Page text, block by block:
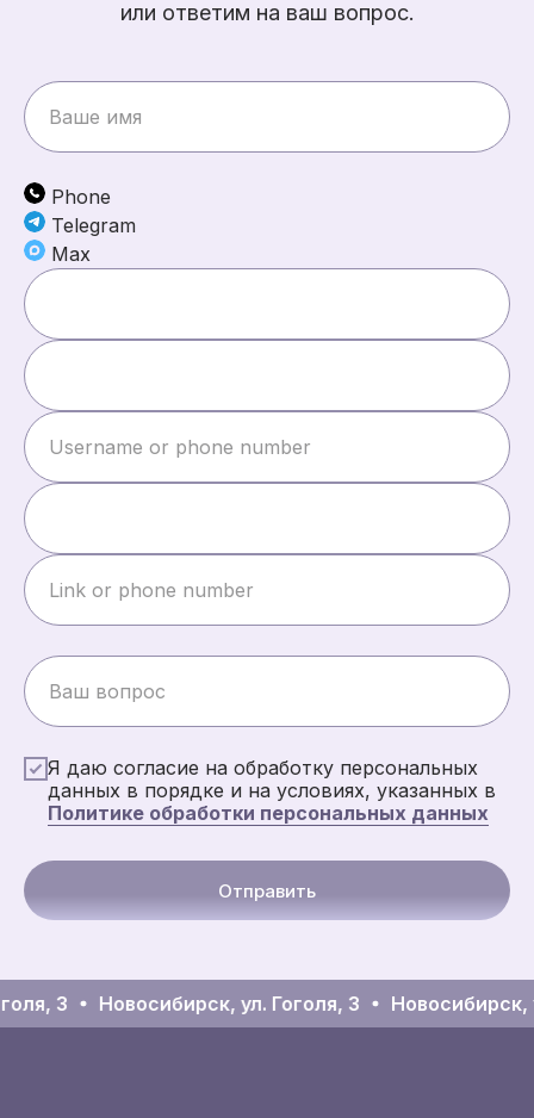
или ответим на ваш вопрос.
Phone
Telegram
Max
Я даю согласие на обработку персональных
данных в порядке и на условиях, указанных в
Политике обработки персональных данных
Отправить
3 Новосибирск, ул. Гоголя, 3 Новосибирск,